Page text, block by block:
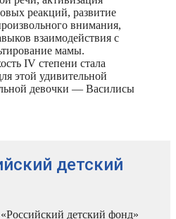
реакций, развитие
внимания,
взаимодействия с
мамы.
IV степени стала
этой удивительной
девочки — Василисы
детский
детский фонд»